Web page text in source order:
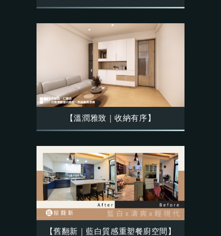
【溫潤雅致｜收納有序】
【舊翻新｜藍白質感重塑餐廚空間】